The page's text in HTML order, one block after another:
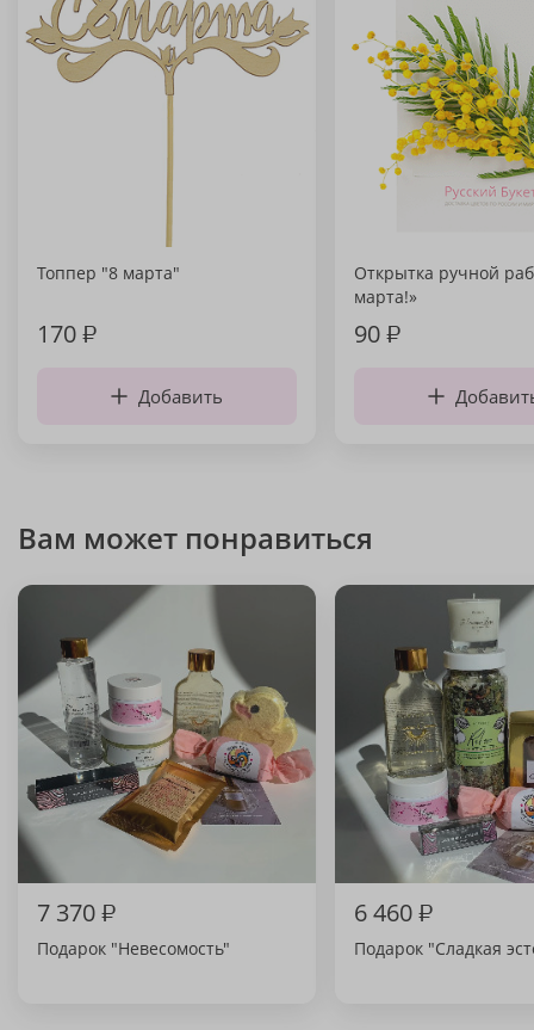
Топпер "8 марта"
170₽
Добавить
Открытка ручной
марта!»
90₽
Вам может понравиться
7 370₽
Подарок "Невесомость"
6 460₽
Подарок "Сладкая